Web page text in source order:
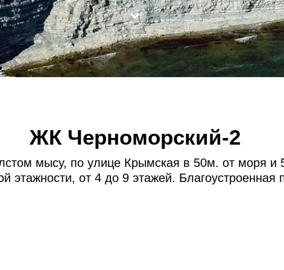
ЖК Черноморский-2
мысу, по улице Крымская в 50м. от моря и
этажности, от 4 до 9 этажей. Благоустроенная